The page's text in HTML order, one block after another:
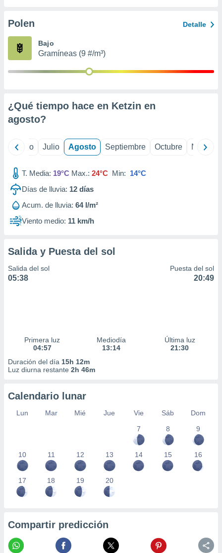
e
mediante
de
1199
Polen Detalle
Bajo
Gramíneas (9 #/m³)
¿Qué tiempo hace en Ketzin en
agosto?
Junio Julio Agosto Septiembre Octubre
T. Media: 19°C Max.: 24°C Min: 14°C
Días de lluvia: 12 días
Acum. de lluvia: 64 l/m²
Viento medio: 11 km/h
Salida y Puesta del sol
Salida del sol
05:38
Puesta del sol
20:49
Primera luz
04:57
Mediodía
13:14
Última luz
21:30
Duración del día 15h 12m
Luz diurna restante 2h 46m
Calendario lunar
Lun Mar Mié Jue Vie Sáb
Dom
7
8 9
10 11 12 13 14 15 16
17 18 19 20
Compartir predicción